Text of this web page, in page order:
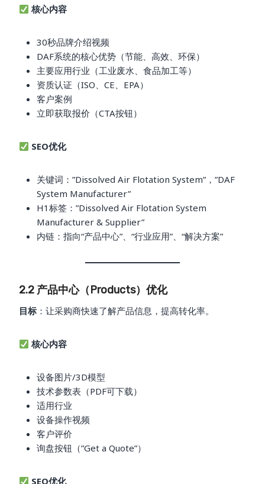
核心内容
30秒品牌介绍视频
DAF系统的核心优势（节能、高效、环保）
主要应用行业（工业废水、食品加工等）
资质认证（ISO、CE、EPA）
客户案例
立即获取报价（CTA按钮）
SEO优化
关键词：”Dissolved Air Flotation System”，”DAF
System Manufacturer”
H1标签：”Dissolved Air Flotation System
Manufacturer & Supplier”
内链：指向“产品中心”、“行业应用”、“解决方案”
2.2 产品中心（Products）优化
目标 ：让采购商快速了解产品信息，提高转化率。
核心内容
设备图片/3D模型
技术参数表（PDF可下载）
适用行业
设备操作视频
客户评价
询盘按钮（”Get a Quote”）
SEO优化